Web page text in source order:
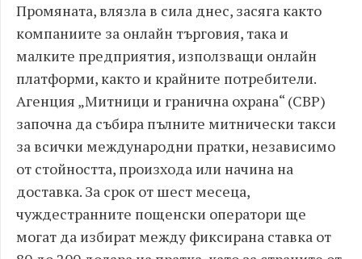
Промяната, влязла в сила днес, засяга както
компаниите за онлайн търговия, така и
малките предприятия, използващи онлайн
платформи, както и крайните потребители.
Агенция „Митници и гранична охрана“ (CBP)
започна да събира пълните митнически такси
за всички международни пратки, независимо
от стойността, произхода или начина на
доставка. За срок от шест месеца,
чуждестранните пощенски оператори ще
могат да избират между фиксирана ставка от